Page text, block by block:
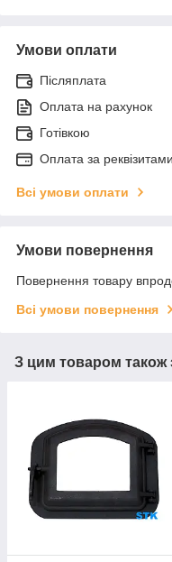
Умови оплати
Післяплата
Оплата на рахунок
Готівкою
Оплата за реквізитами
Всі умови оплати
Умови повернення
Повернення товару
Всі умови повернення
З цим товаром також